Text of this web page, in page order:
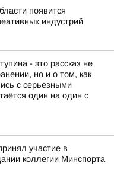
появится
индустрий
- это рассказ не
но и о том, как
с серьёзными
один на один с
участие в
коллегии Минспорта